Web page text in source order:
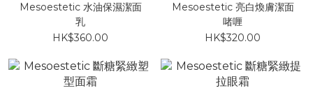
Mesoestetic 水油保濕潔面
乳
HK$360.00
Mesoestetic 亮白煥膚潔面
啫喱
HK$320.00